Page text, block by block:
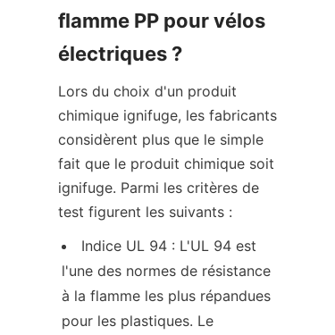
flamme PP pour vélos
électriques ?
Lors du choix d'un produit
chimique ignifuge, les fabricants
considèrent plus que le simple
fait que le produit chimique soit
ignifuge. Parmi les critères de
test figurent les suivants :
Indice UL 94 : L'UL 94 est
l'une des normes de résistance
à la flamme les plus répandues
pour les plastiques. Le